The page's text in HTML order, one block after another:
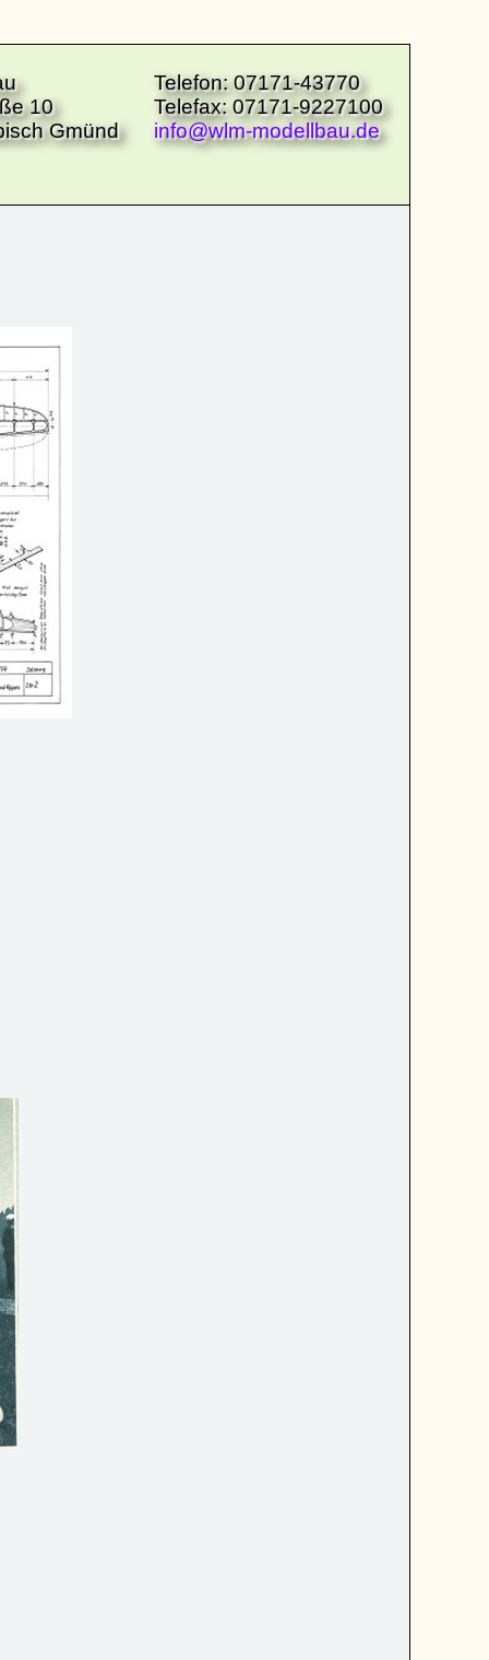
10
Gmünd
Telefon: 07171-43770
Telefax: 07171-9227100
info@wlm-modellbau.de